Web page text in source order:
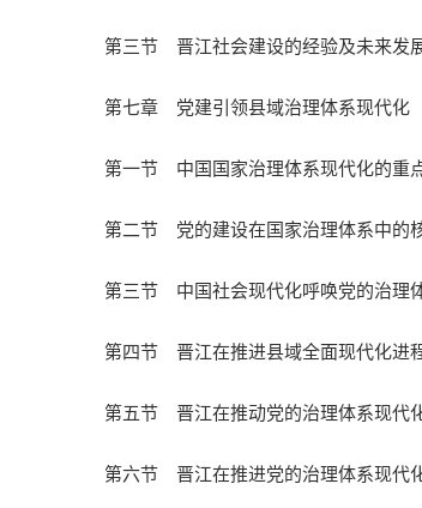
第三节 晋江社会建设的经验及未来发
第七章 党建引领县域治理体系现代化
第一节 中国国家治理体系现代化的重
第二节 党的建设在国家治理体系中的
第三节 中国社会现代化呼唤党的治理
第四节 晋江在推进县域全面现代化进
第五节 晋江在推动党的治理体系现代
第六节 晋江在推进党的治理体系现代